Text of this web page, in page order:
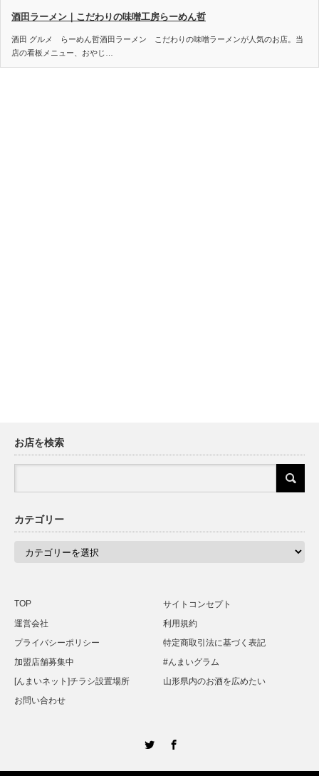
酒田ラーメン｜こだわりの味噌工房らーめん哲
酒田 グルメ らーめん哲酒田ラーメン こだわりの味噌ラーメンが人気のお店。当
店の看板メニュー、おやじ…
お店を検索
カテゴリー
TOP
サイトコンセプト
運営会社
利用規約
プライバシーポリシー
特定商取引法に基づく表記
加盟店舗募集中
#んまいグラム
[んまいネット]チラシ設置場所
山形県内のお酒を広めたい
お問い合わせ